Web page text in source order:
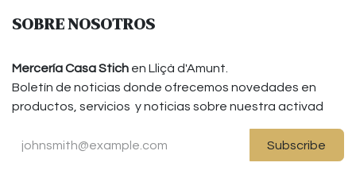
SOBRE NOSOTROS
MerceríaCasa Stich en Lliçà d'Amunt.
Boletín de noticias donde ofrecemos novedades en
productos, servicios y noticias sobre nuestra activad
Subscribe